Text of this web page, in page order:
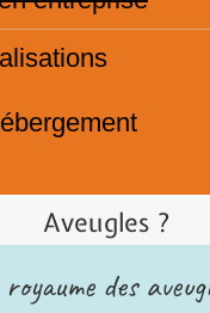
Aveugles ?
des